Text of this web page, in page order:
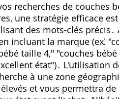
recherches de couches
une stratégie efficace
des mots-clés
incluant la marque (ex⁚
taille 4‚" "couches
état")․ L'utilisation
à une zone
et vous permettra